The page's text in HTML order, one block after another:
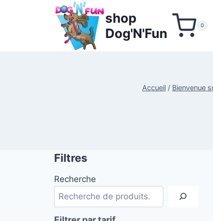
shop
Dog'N'Fun
0
Accueil / Bienvenue
Filtres
Recherche